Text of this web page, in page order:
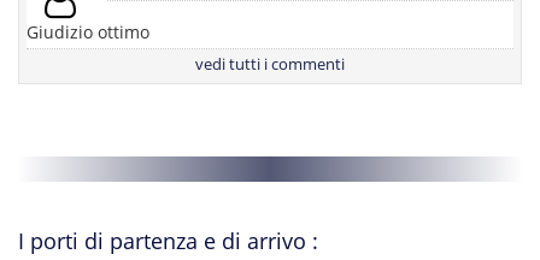
Giudizio ottimo
vedi tutti i commenti
I porti di partenza e di arrivo :